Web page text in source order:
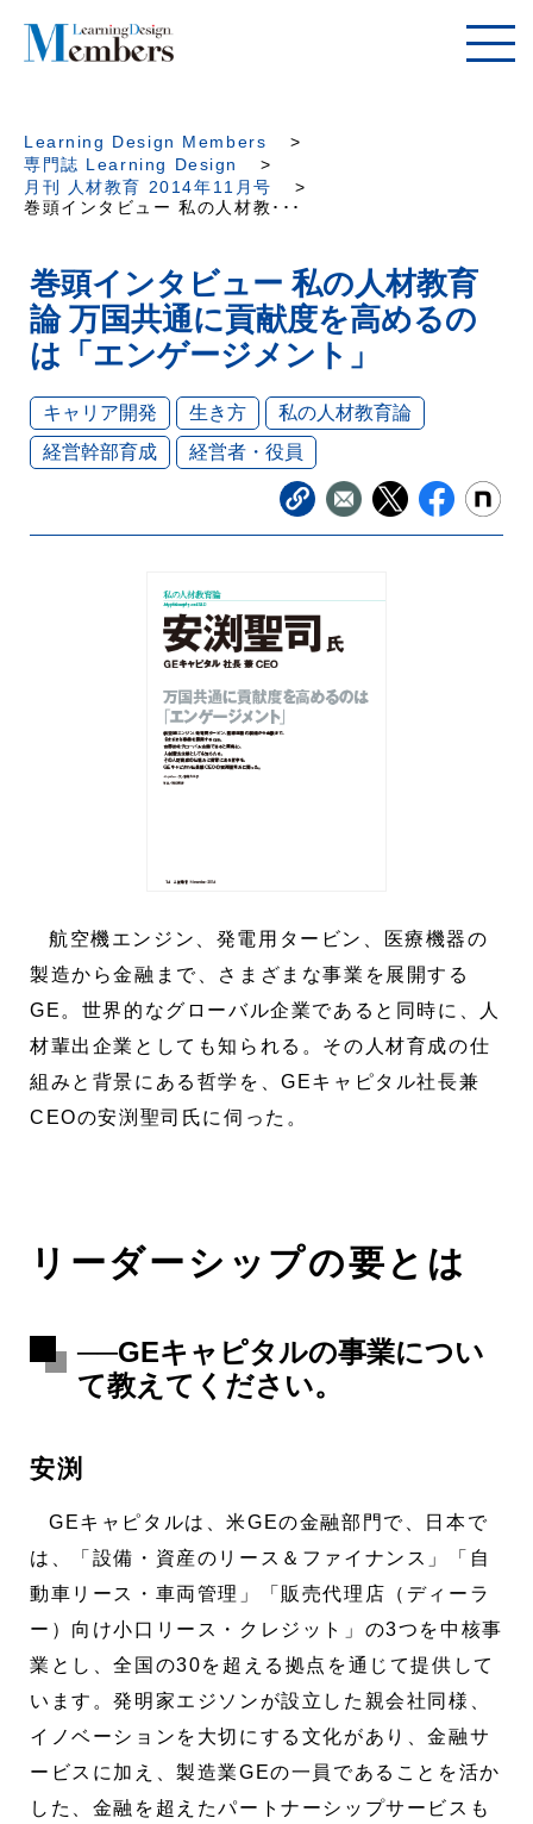
Learning Design Members
専門誌 Learning Design
月刊 人材教育 2014年11月号
巻頭インタビュー 私の人材教･･･
巻頭インタビュー 私の人材教育
論 万国共通に貢献度を高めるの
は「エンゲージメント」
キャリア開発 生き方
私の人材教育論
経営幹部育成
経営者・役員
航空機エンジン、発電用タービン、医療機器の
製造から金融まで、さまざまな事業を展開する
GE。世界的なグローバル企業であると同時に、人
材輩出企業としても知られる。その人材育成の仕
組みと背景にある哲学を、GEキャピタル社長兼
CEOの安渕聖司氏に伺った。
リーダーシップの要とは
──GEキャピタルの事業につい
て教えてください。
安渕
GEキャピタルは、米GEの金融部門で、日本で
は、「設備・資産のリース＆ファイナンス」「自
動車リース・車両管理」「販売代理店（ディーラ
ー）向け小口リース・クレジット」の3つを中核事
業とし、全国の30を超える拠点を通じて提供して
います。発明家エジソンが設立した親会社同様、
イノベーションを大切にする文化があり、金融サ
ービスに加え、製造業GEの一員であることを活か
した、金融を超えたパートナーシップサービスも